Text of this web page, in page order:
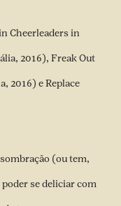
Cheerleaders in
2016), Freak Out
2016) e Replace
(ou tem,
se deliciar com